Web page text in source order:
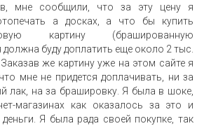
мне сообщили, что за эту цену я
а досках, а что бы купить
картину (брашированную
буду доплатить еще около 2 тыс.
же картину уже на этом сайте я
мне не придется доплачивать, ни за
лак, на за брашировку. Я была в шоке,
магазинах как оказалось за это и
деньги. Я была рада своей покупке, так